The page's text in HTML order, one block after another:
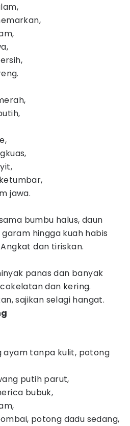
jawa.
bumbu halus, daun
hingga kuah habis
dan tiriskan.
panas dan banyak
dan kering.
sajikan selagi hangat.
ayam tanpa kulit, potong
putih parut,
bubuk,
potong dadu sedang,